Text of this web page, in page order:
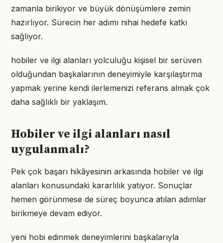
zamanla birikiyor ve büyük dönüşümlere zemin
hazırlıyor. Sürecin her adımı nihai hedefe katkı
sağlıyor.
hobiler ve ilgi alanları yolculuğu kişisel bir serüven
olduğundan başkalarının deneyimiyle karşılaştırma
yapmak yerine kendi ilerlemenizi referans almak çok
daha sağlıklı bir yaklaşım.
Hobiler ve ilgi alanları nasıl
uygulanmalı?
Pek çok başarı hikâyesinin arkasında hobiler ve ilgi
alanları konusundaki kararlılık yatıyor. Sonuçlar
hemen görünmese de süreç boyunca atılan adımlar
birikmeye devam ediyor.
yeni hobi edinmek deneyimlerini başkalarıyla